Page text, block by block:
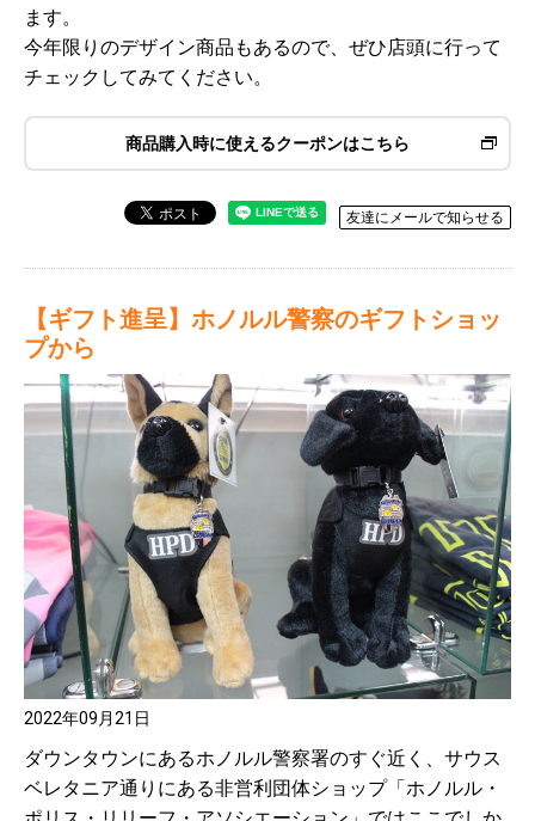
ます。
今年限りのデザイン商品もあるので、ぜひ店頭に行って
チェックしてみてください。
商品購入時に使えるクーポンはこちら
友達にメールで知らせる
【ギフト進呈】ホノルル警察のギフトショッ
プから
2022年09月21日
ダウンタウンにあるホノルル警察署のすぐ近く、サウス
ベレタニア通りにある非営利団体ショップ「ホノルル・